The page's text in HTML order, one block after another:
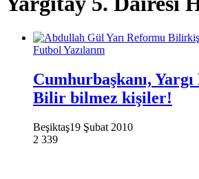
Futbol Yazılarım
Cumhurbaşkanı,
Bilir bilmez kişiler!
Beşiktaş19 Şubat 2010
2 339